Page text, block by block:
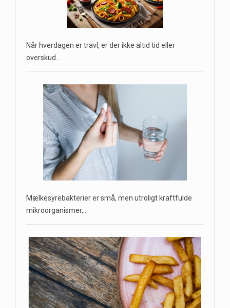
Når hverdagen er travl, er der ikke altid tid eller
overskud…
Mælkesyrebakterier er små, men utroligt kraftfulde
mikroorganismer,…